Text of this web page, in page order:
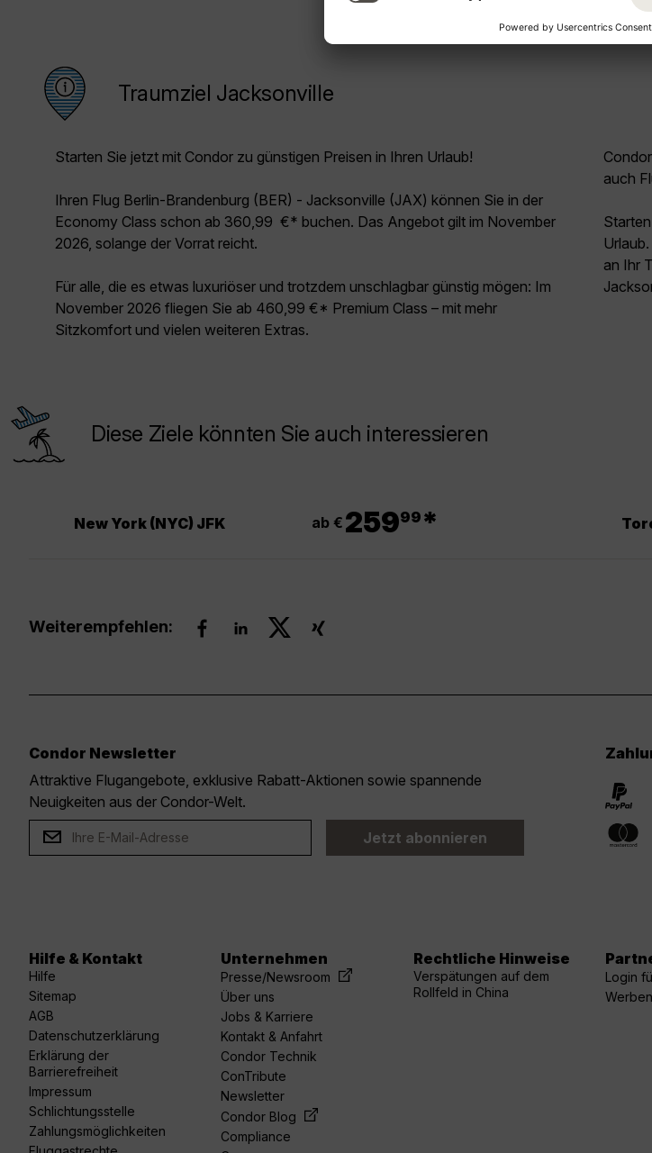
Traumziel Jacksonville
Starten Sie jetzt mit Condor zu günstigen Preisen in Ihren Urlaub!
Ihren Flug Berlin-Brandenburg (BER) - Jacksonville (JAX) können Sie in der
Economy Class schon ab 360,99 €* buchen. Das Angebot gilt im November
2026, solange der Vorrat reicht.
Für alle, die es etwas luxuriöser und trotzdem unschlagbar günstig mögen: Im
November 2026 fliegen Sie ab 460,99 €* Premium Class – mit mehr
Sitzkomfort und vielen weiteren Extras.
auch
an Ihr
Diese Ziele könnten Sie auch interessieren
New York (NYC) JFK ab € 25999 *
Weiterempfehlen:
Condor Newsletter
Attraktive Flugangebote, exklusive Rabatt-Aktionen sowie spannende
Neuigkeiten aus der Condor-Welt.
Jetzt abonnieren
Hilfe & Kontakt
Hilfe
Sitemap
AGB
Datenschutzerklärung
Erklärung der
Barrierefreiheit
Impressum
Schlichtungsstelle
Zahlungsmöglichkeiten
Unternehmen
Presse/Newsroom
Über uns
Jobs & Karriere
Kontakt & Anfahrt
Condor Technik
ConTribute
Newsletter
Condor Blog
Compliance
Rechtliche Hinweise
Verspätungen auf dem
Rollfeld in China
Login
linkedin youtubespotify